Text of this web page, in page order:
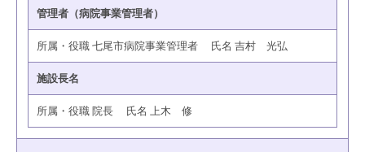
管理者（病院事業管理者）
所属・役職 七尾市病院事業管理者 氏名 吉村 光弘
施設長名
所属・役職 院長 氏名 上木 修